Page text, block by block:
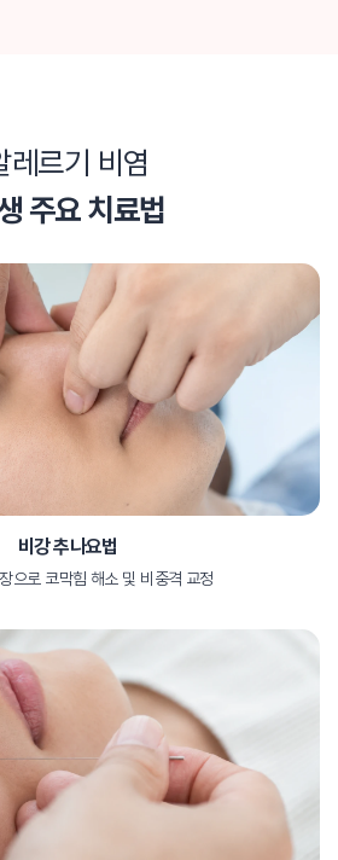
레르기 비염
주요 치료법
비강 추나요법
으로 코막힘 해소 및 비중격 교정